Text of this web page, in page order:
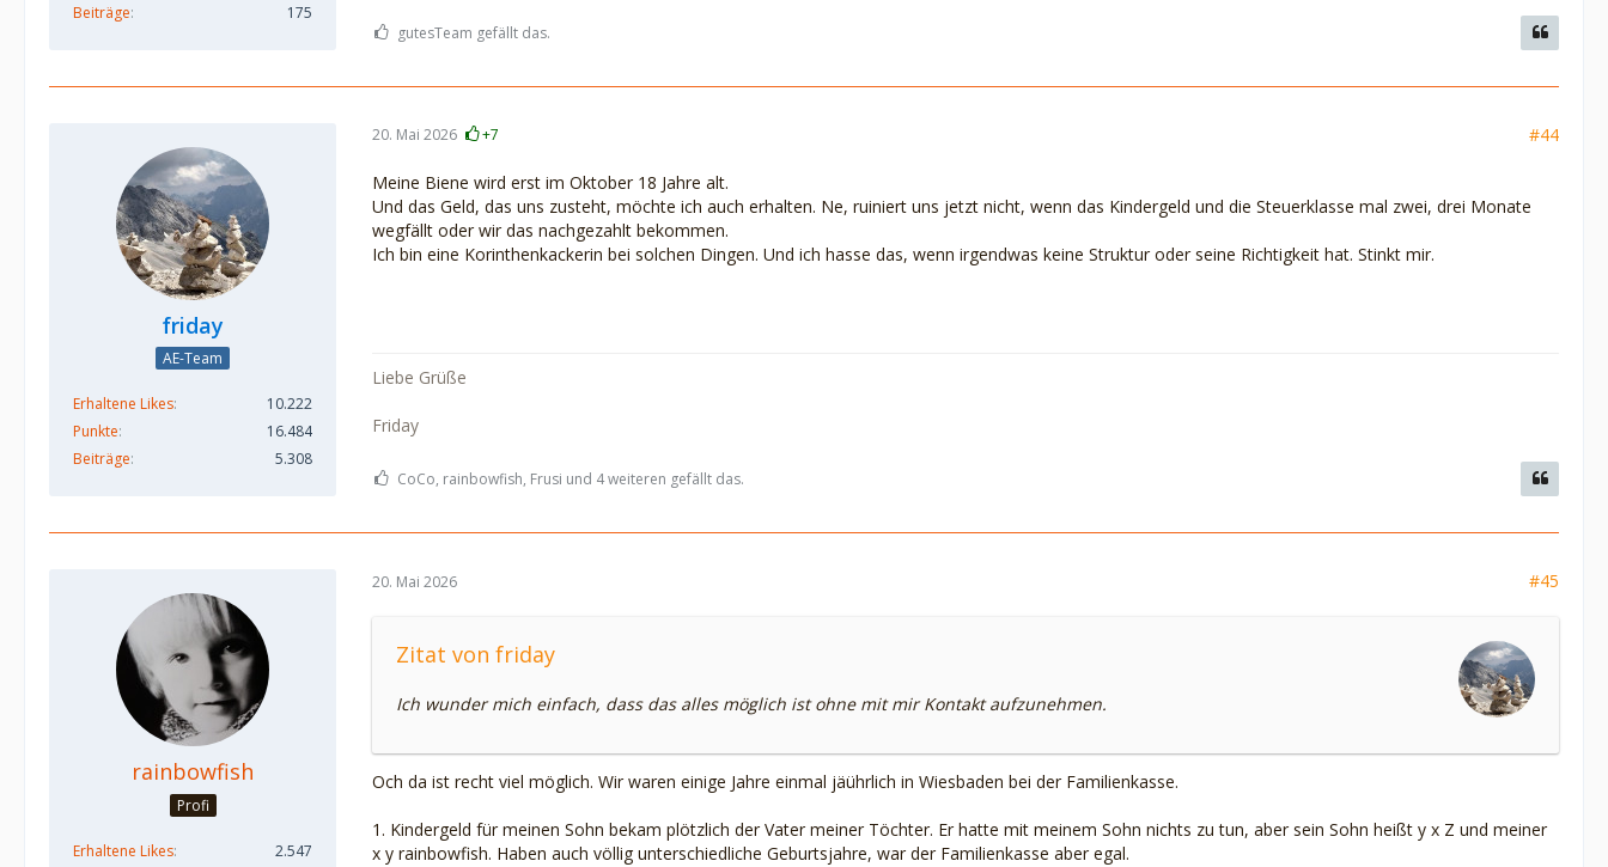
Beiträge
175
gutesTeam gefällt das.
friday
AE-Team
Erhaltene Likes
10.222
Punkte
16.484
Beiträge
5.308
20. Mai 2026 +7 #44
Meine Biene wird erst im Oktober 18 Jahre alt.
Und das Geld, das uns zusteht, möchte ich auch erhalten. Ne, ruiniert uns jetzt nicht, wenn das Kindergeld und die Steuerklasse mal zwei, drei Monate
wegfällt oder wir das nachgezahlt bekommen.
Ich bin eine Korinthenkackerin bei solchen Dingen. Und ich hasse das, wenn irgendwas keine Struktur oder seine Richtigkeit hat. Stinkt mir.
Liebe Grüße
Friday
CoCo, rainbowfish, Frusi und 4 weiteren gefällt das.
rainbowfish
Profi
Erhaltene Likes
2.547
20. Mai 2026 #45
Zitat von friday
Ich wunder mich einfach, dass das alles möglich ist ohne mit mir Kontakt aufzunehmen.
Och da ist recht viel möglich. Wir waren einige Jahre einmal jäührlich in Wiesbaden bei der Familienkasse.
1. Kindergeld für meinen Sohn bekam plötzlich der Vater meiner Töchter. Er hatte mit meinem Sohn nichts zu tun, aber sein Sohn heißt y x Z und meiner
x y rainbowfish. Haben auch völlig unterschiedliche Geburtsjahre, war der Familienkasse aber egal.